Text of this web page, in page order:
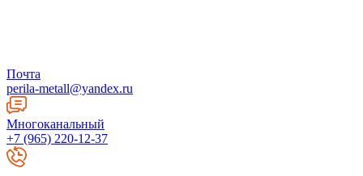
Почта
perila-metall@yandex.ru
Многоканальный
+7 (965) 220-12-37